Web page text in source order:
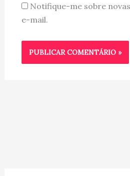
Notifique-me sobre
e-mail.